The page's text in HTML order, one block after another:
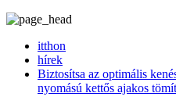
itthon
hírek
Biztosítsa az optimális
nyomású kettős ajakos